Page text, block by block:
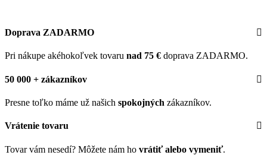
Doprava ZADARMO
Pri nákupe akéhokoľvek tovaru nad 75 € doprava ZADARMO.
50 000 + zákazníkov
Presne toľko máme už našich spokojných zákazníkov.
Vrátenie tovaru
Tovar vám nesedí? Môžete nám ho vrátiť alebo vymeniť.